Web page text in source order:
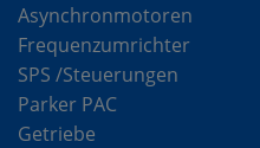
Asynchronmotoren
Frequenzumrichter
SPS /Steuerungen
Parker PAC
Getriebe